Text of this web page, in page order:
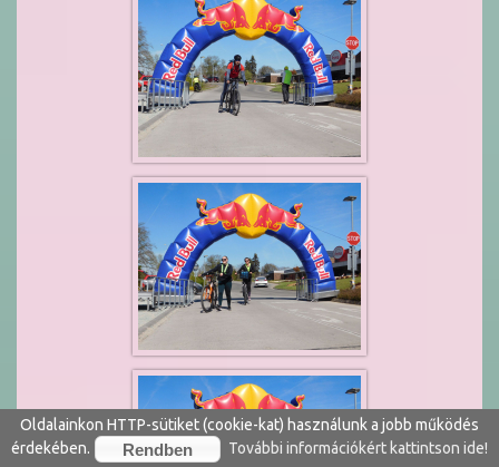
Oldalainkon HTTP-sütiket (cookie-kat) használunk a jobb működés
érdekében.
Rendben További információkért kattintson ide!